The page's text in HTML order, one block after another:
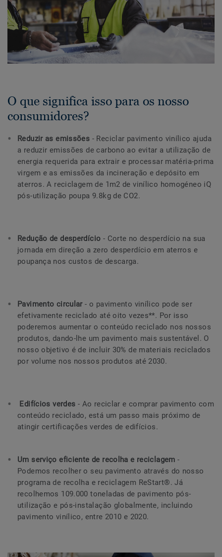
O que significa isso para os nosso
consumidores?
Reduzir as emissões - Reciclar pavimento vinílico ajuda
a reduzir emissões de carbono ao evitar a utilização de
energia requerida para extrair e processar matéria-prima
virgem e as emissões da incineração e depósito em
aterros. A reciclagem de 1m2 de vinílico homogéneo iQ
pós-utilização poupa 9.8kg de CO2.
Redução de desperdício - Corte no desperdício na sua
jornada em direção a zero desperdício em aterros e
poupança nos custos de descarga.
Pavimento circular- o pavimento vinílico pode ser
efetivamente reciclado até oito vezes**. Por isso
poderemos aumentar o conteúdo reciclado nos nossos
produtos, dando-lhe um pavimento mais sustentável. O
nosso objetivo é de incluir 30% de materiais reciclados
por volume nos nossos produtos até 2030.
Edifícios verdes - Ao reciclar e comprar pavimento com
conteúdo reciclado, está um passo mais próximo de
atingir certificações verdes de edifícios.
Um serviço eficiente de recolha e reciclagem-
Podemos recolher o seu pavimento através do nosso
programa de recolha e reciclagem ReStart®. Já
recolhemos 109.000 toneladas de pavimento pós-
utilização e pós-instalação globalmente, incluindo
pavimento vinílico, entre 2010 e 2020.